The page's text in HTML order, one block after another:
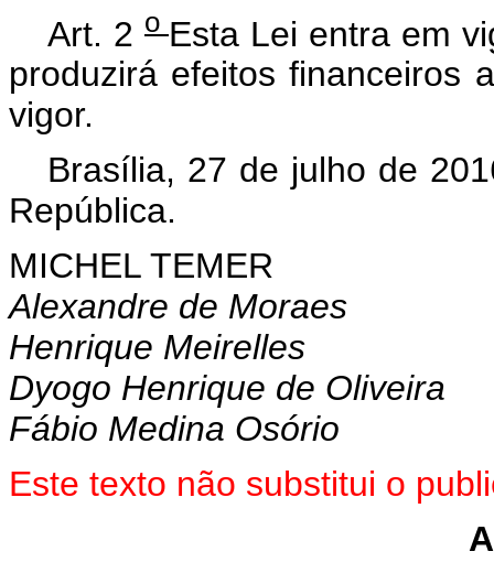
Art. 2 o Esta Lei entra em
produzirá efeitos financeiros
vigor.
Brasília, 27 de julho de
República.
MICHEL TEMER
Alexandre de Moraes
Henrique Meirelles
Dyogo Henrique de Oliveira
Fábio Medina Osório
Este texto não substitui o